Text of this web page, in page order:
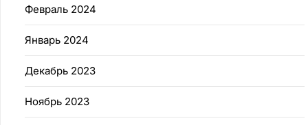
Февраль 2024
Январь 2024
Декабрь 2023
Ноябрь 2023